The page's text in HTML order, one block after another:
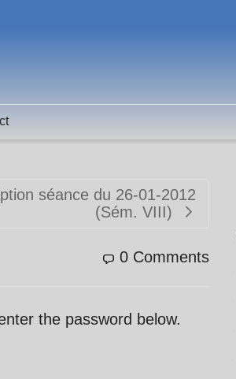
séance du 26-01-2012
(Sém. VIII)
0 Comments
the password below.